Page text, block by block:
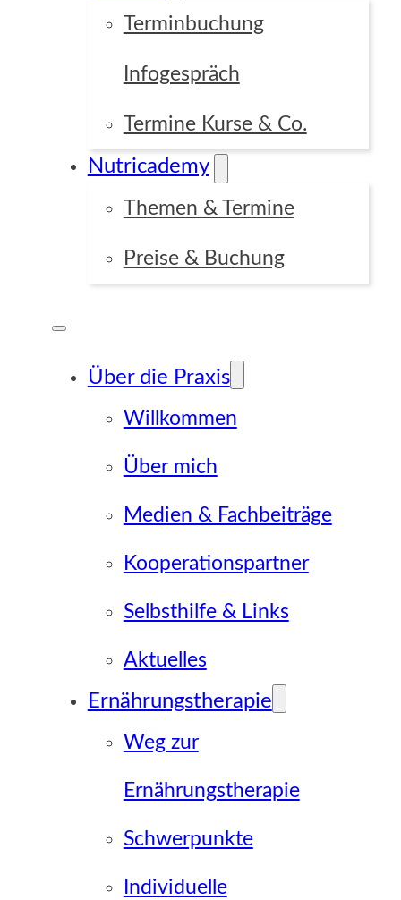
Terminbuchung
Infogespräch
Termine Kurse & Co.
Nutricademy
Themen & Termine
Preise & Buchung
Über die Praxis
Willkommen
Über mich
Medien & Fachbeiträge
Kooperationspartner
Selbsthilfe & Links
Aktuelles
Ernährungstherapie
Weg zur
Ernährungstherapie
Schwerpunkte
Individuelle